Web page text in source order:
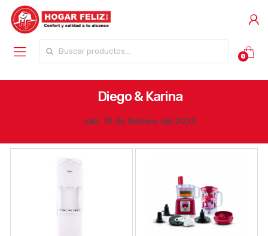
0
Diego & Karina
sáb, 19 de febrero del 2022